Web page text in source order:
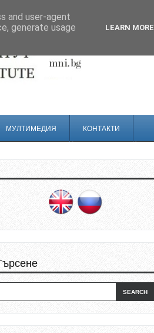
МУЛТИМЕДИЯ КОНТАКТИ
and user-agent
generate usage
LEARN MORE